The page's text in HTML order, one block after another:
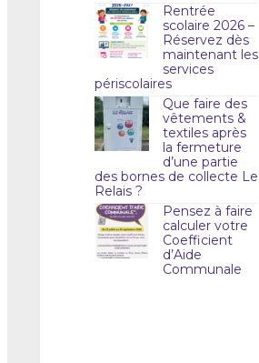
Rentrée
scolaire 2026 –
Réservez dès
maintenant les
services
périscolaires
Que faire des
vêtements &
textiles après
la fermeture
d’une partie
des bornes de collecte Le
Relais ?
Pensez à faire
calculer votre
Coefficient
d’Aide
Communale